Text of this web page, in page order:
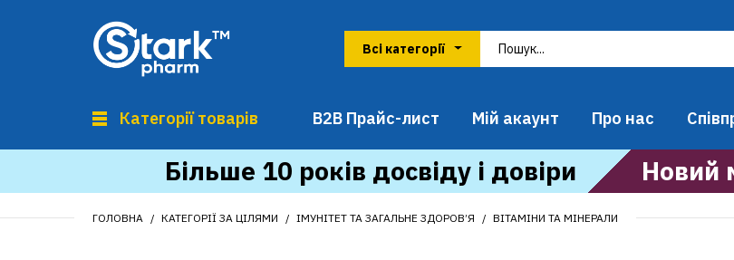
Категорії товарів B2B Прайс-лист Мій акаунт Про нас
Більше 10 років досвіду і довіри Новий
ГОЛОВНА КАТЕГОРІЇ ЗА ЦІЛЯМИ ІМУНІТЕТ ТА ЗАГАЛЬНЕ ЗДОРОВ’Я ВІТАМІНИ ТА МІНЕРАЛИ